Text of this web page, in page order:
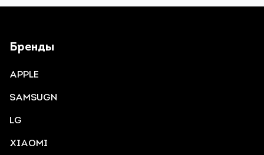
Бренды
APPLE
SAMSUGN
LG
XIAOMI